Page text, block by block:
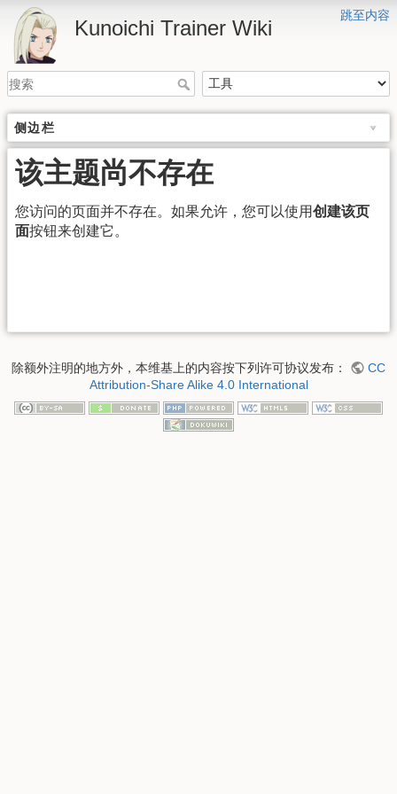
跳至内容
Kunoichi Trainer Wiki
侧边栏
该主题尚不存在
您访问的页面并不存在。如果允许，您可以使用创建该页
面按钮来创建它。
除额外注明的地方外，本维基上的内容按下列许可协议发布：
CC
Attribution-Share Alike 4.0 International